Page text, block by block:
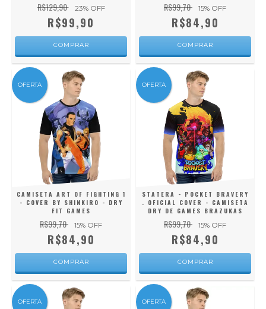
R$129,90 23% OFF
R$99,90
COMPRAR
R$99,70 15% OFF
R$84,90
COMPRAR
OFERTA
CAMISETA ART OF FIGHTING 1
- COVER BY SHINKIRO - DRY
FIT GAMES
R$99,70 15% OFF
R$84,90
COMPRAR
OFERTA
STATERA - POCKET BRAVERY
. OFICIAL COVER - CAMISETA
DRY DE GAMES BRAZUKAS
R$99,70 15% OFF
R$84,90
COMPRAR
OFERTA OFERTA